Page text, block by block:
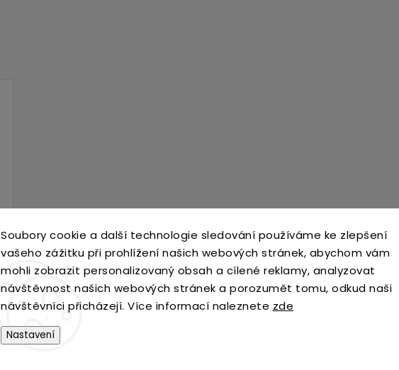
Soubory cookie a další technologie sledování používáme ke zlepšení
vašeho zážitku při prohlížení našich webových stránek, abychom vám
mohli zobrazit personalizovaný obsah a cílené reklamy, analyzovat
návštěvnost našich webových stránek a porozumět tomu, odkud naši
návštěvníci přicházejí. Více informací naleznete zde
Nastavení